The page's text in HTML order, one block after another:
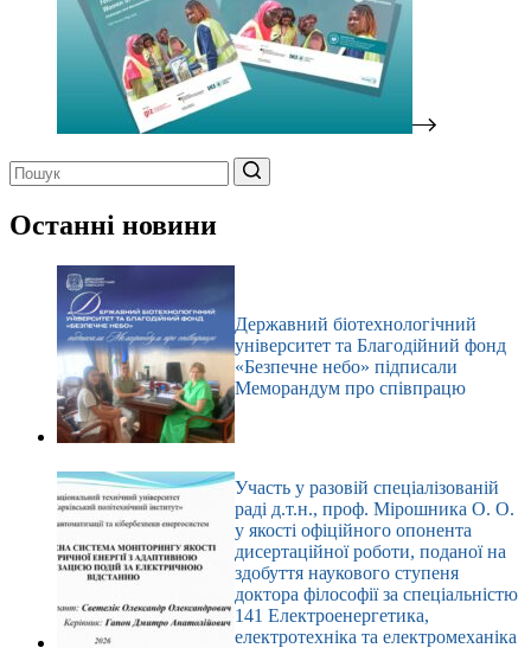
результатів
Останні новини
Державний біотехнологічний
університет та Благодійний фонд
«Безпечне небо» підписали
Меморандум про співпрацю
Участь у разовій спеціалізованій
раді д.т.н., проф. Мірошника О. О.
у якості офіційного опонента
дисертаційної роботи, поданої на
здобуття наукового ступеня
доктора філософії за спеціальністю
141 Електроенергетика,
електротехніка та електромеханіка